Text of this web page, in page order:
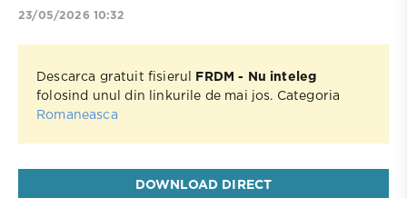
23/05/2026 10:32
Descarca gratuit fisierul
FRDM - Nu inteleg
folosind unul din linkurile de mai jos. Categoria
Romaneasca
DOWNLOAD DIRECT